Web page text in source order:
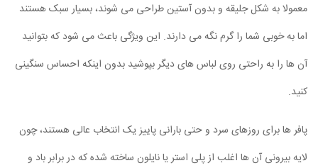
معمولا به شکل جلیقه و بدون آستین طراحی می شوند، بسیار سبک هستند
اما به خوبی شما را گرم نگه می دارند. این ویژگی باعث می شود که بتوانید
آن ها را به راحتی روی لباس های دیگر بپوشید بدون اینکه احساس سنگینی
کنید.
پافر ها برای روزهای سرد و حتی بارانی پاییز یک انتخاب عالی هستند، چون
لایه بیرونی آن ها اغلب از پلی استر یا نایلون ساخته شده که در برابر باد و